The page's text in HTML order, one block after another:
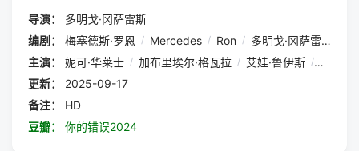
maintaining her relationship ...
导演：
多明戈·冈萨雷斯
编剧：
梅塞德斯·罗恩 / Mercedes / Ron / 多明戈·冈萨雷斯
主演：
妮可·华莱士 / 加布里埃尔·格瓦拉 / 艾娃·鲁伊斯 / 维克托
更新：
2025-09-17
备注：
HD
豆瓣：
你的错误2024